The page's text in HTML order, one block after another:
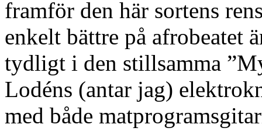
framför den här sortens
enkelt bättre på afrobeatet
tydligt i den stillsamma
Lodéns (antar jag)
med både